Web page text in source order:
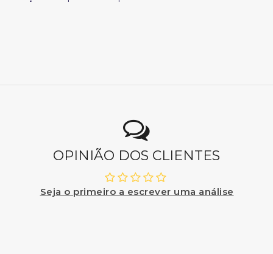
OPINIÃO DOS CLIENTES
Seja o primeiro a escrever uma análise